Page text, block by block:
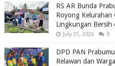
RS AR Bunda
Royong
Lingkungan Bersih
July 31, 2026 0
DPD PAN
Relawan dan